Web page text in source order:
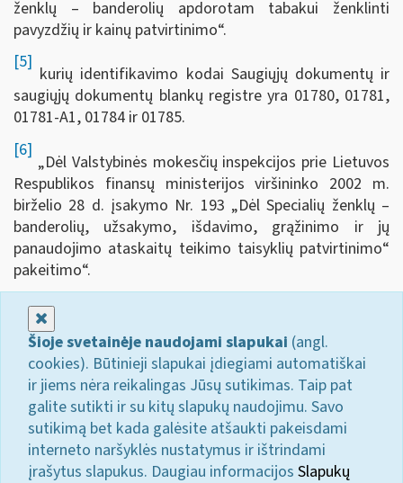
ženklų – ­banderolių apdorotam tabakui ženklinti
pavyzdžių ir kainų patvirtinimo“.
[5]
kurių identifikavimo kodai Saugiųjų dokumentų ir
saugiųjų dokumentų blankų registre yra 01780, 01781,
01781-A1, 01784 ir 01785.
[6]
„Dėl Valstybinės mokesčių inspekcijos prie Lietuvos
Respublikos finansų ministerijos viršininko 2002 m.
birželio 28 d. įsakymo Nr. 193 „Dėl Specialių ženklų –
banderolių, užsakymo, išdavimo, grąžinimo ir jų
panaudojimo ataskaitų teikimo taisyklių patvirtinimo“
pakeitimo“.
Šioje svetainėje naudojami slapukai (angl.
cookies). Būtinieji slapukai įdiegiami automatiškai
ir jiems nėra reikalingas Jūsų sutikimas. Taip pat
galite sutikti ir su kitų slapukų naudojimu. Savo
sutikimą bet kada galėsite atšaukti pakeisdami
interneto naršyklės nustatymus ir ištrindami
įrašytus slapukus. Daugiau informacijos Slapukų